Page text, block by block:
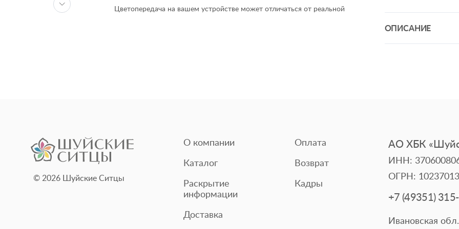
Цветопередача на вашем устройстве может отличаться от реальной
ОПИСАНИЕ
машине при
© 2026 Шуйские Ситцы
О компании
Каталог
Раскрытие
информации
Доставка
Оплата
Возврат
Кадры
АО ХБК
ИНН:
ОГРН:
+7 (49351)
Ивановская